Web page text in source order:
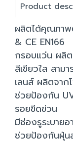
Product
ผลิตได้คุณภาพ
& CE EN166
กรอบแว่น ผลิ
สีเขียวใส สาม
เลนส์ ผลิตจาก
ช่วยป้องกัน
รอยขีดข่วน
มีช่องรูระบาย
ช่วยป้องกันฝุ่น